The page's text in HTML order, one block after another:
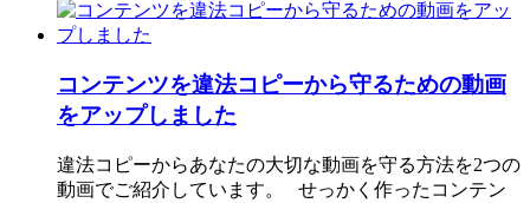
コンテンツを違法コピーから守るための動画
をアップしました
違法コピーからあなたの大切な動画を守る方法を2つの
動画でご紹介しています。 せっかく作ったコンテン